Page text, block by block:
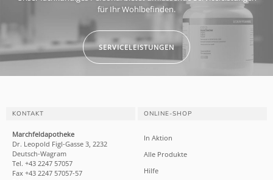
für Ihr Wohlbefinden.
SERVICELEISTUNGEN
KONTAKT
Marchfeldapotheke
Dr. Leopold Figl-Gasse 3, 2232
Deutsch-Wagram
Tel. +43 2247 57057
Fax +43 2247 57057-57
ONLINE-SHOP
In Aktion
Alle Produkte
Hilfe